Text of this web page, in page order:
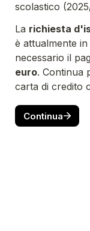
scolastico (
La richiesta
è attualmente
necessario il
euro. Continua
Continua